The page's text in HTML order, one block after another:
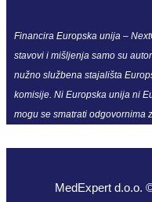
Financira Europska unija –
stavovi i mišljenja samo su
nužno službena stajališta
komisije. Ni Europska unija ni
mogu se smatrati odgovornima
MedExpert d.o.o.